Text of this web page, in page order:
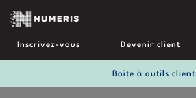
Inscrivez-vous Devenir client
Boîte à outils client